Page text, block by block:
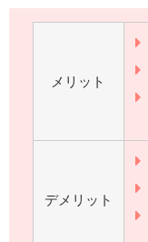
メリット
デメリット